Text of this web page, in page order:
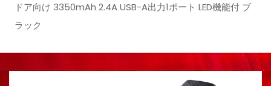
ドア向け 3350mAh 2.4A USB-A出力1ポート LED機能付 ブ
ラック